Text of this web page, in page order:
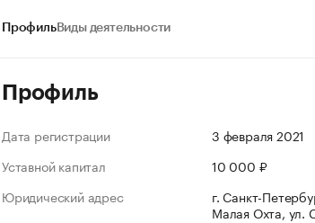
ПрофильВиды деятельности
Профиль
Дата регистрации
3 февраля 2021
Уставной капитал
10 000 ₽
Юридический адрес
г. Санкт-
Малая Охта, ул.